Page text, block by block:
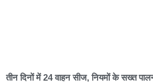
तीन दिनों में 24 वाहन सीज, नियमों के सख्त